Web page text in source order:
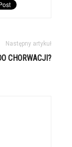
Następny artykuł
CHORWACJI?